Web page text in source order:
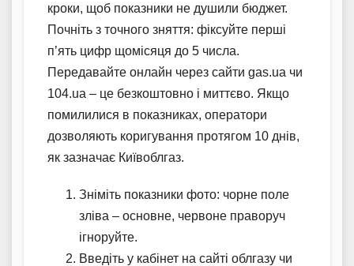
кроки, щоб показники не душили бюджет.
Почніть з точного зняття: фіксуйте перші
п’ять цифр щомісяця до 5 числа.
Передавайте онлайн через сайти gas.ua чи
104.ua – це безкоштовно і миттєво. Якщо
помилилися в показниках, оператори
дозволяють коригування протягом 10 днів,
як зазначає Київоблгаз.
Зніміть показники фото: чорне поле
зліва – основне, червоне праворуч
ігноруйте.
Введіть у кабінет на сайті облгазу чи